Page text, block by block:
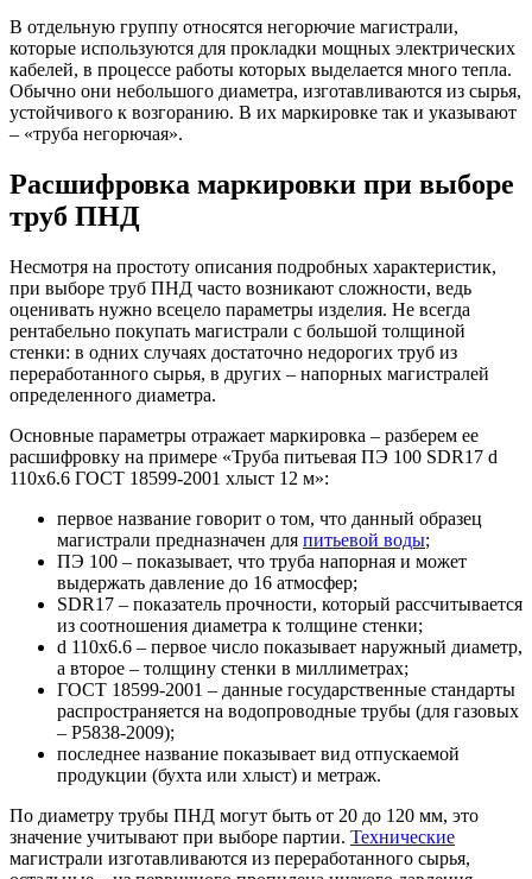
В отдельную группу относятся негорючие магистрали,
которые используются для прокладки мощных электрических
кабелей, в процессе работы которых выделается много тепла.
Обычно они небольшого диаметра, изготавливаются из сырья,
устойчивого к возгоранию. В их маркировке так и указывают
– «труба негорючая».
Расшифровка маркировки при выборе
труб ПНД
Несмотря на простоту описания подробных характеристик,
при выборе труб ПНД часто возникают сложности, ведь
оценивать нужно всецело параметры изделия. Не всегда
рентабельно покупать магистрали с большой толщиной
стенки: в одних случаях достаточно недорогих труб из
переработанного сырья, в других – напорных магистралей
определенного диаметра.
Основные параметры отражает маркировка – разберем ее
расшифровку на примере «Труба питьевая ПЭ 100 SDR17 d
110x6.6 ГОСТ 18599-2001 хлыст 12 м»:
первое название говорит о том, что данный образец
магистрали предназначен для питьевой воды;
ПЭ 100 – показывает, что труба напорная и может
выдержать давление до 16 атмосфер;
SDR17 – показатель прочности, который рассчитывается
из соотношения диаметра к толщине стенки;
d 110x6.6 – первое число показывает наружный диаметр,
а второе – толщину стенки в миллиметрах;
ГОСТ 18599-2001 – данные государственные стандарты
распространяется на водопроводные трубы (для газовых
– Р5838-2009);
последнее название показывает вид отпускаемой
продукции (бухта или хлыст) и метраж.
По диаметру трубы ПНД могут быть от 20 до 120 мм, это
значение учитывают при выборе партии. Технические
магистрали изготавливаются из переработанного сырья,